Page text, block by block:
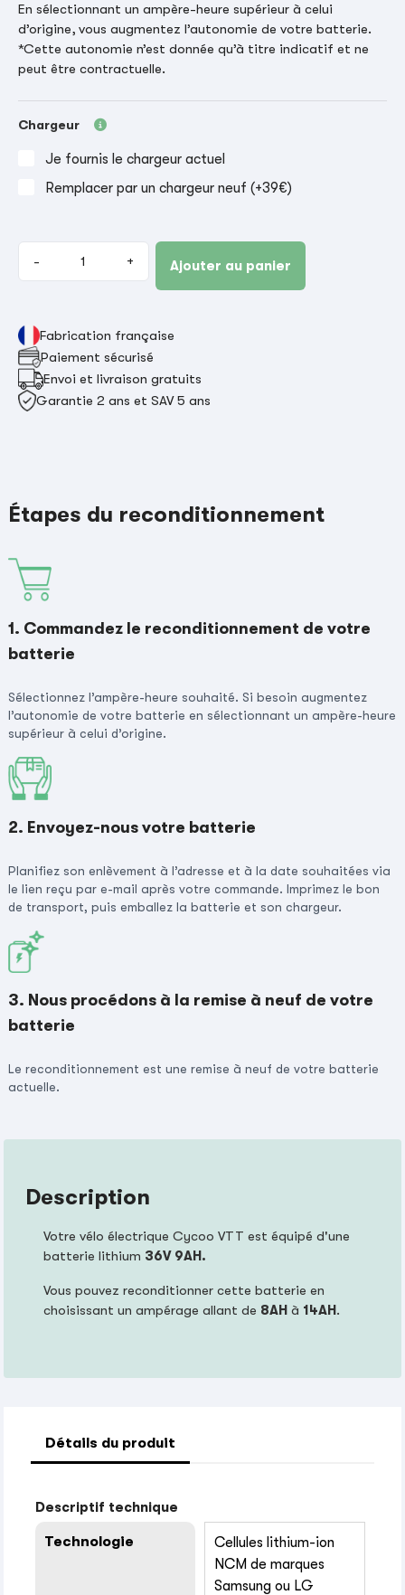
En sélectionnant un ampère-heure supérieur à celui
d’origine, vous augmentez l’autonomie de votre batterie.
*Cette autonomie n’est donnée qu’à titre indicatif et ne
peut être contractuelle.
Chargeur
Je fournis le chargeur actuel
Remplacer par un chargeur neuf (+39€)
- + Ajouter au panier
Fabrication française
Paiement sécurisé
Envoi et livraison gratuits
Garantie 2 ans et SAV 5 ans
Étapes du reconditionnement
1. Commandez le reconditionnement de votre
batterie
Sélectionnez l’ampère-heure souhaité. Si besoin augmentez
l’autonomie de votre batterie en sélectionnant un ampère-heure
supérieur à celui d’origine.
2. Envoyez-nous votre batterie
Planifiez son enlèvement à l’adresse et à la date souhaitées via
le lien reçu par e-mail après votre commande. Imprimez le bon
de transport, puis emballez la batterie et son chargeur.
3. Nous procédons à la remise à neuf de votre
batterie
Le reconditionnement est une remise à neuf de votre batterie
actuelle.
Description
Votre vélo électrique Cycoo VTT est équipé d'une
batterie lithium 36V 9AH.
Vous pouvez reconditionner cette batterie en
choisissant un ampérage allant de 8AH à 14AH.
Détails du produit
Descriptif technique
Technologie
Cellules lithium-ion
NCM de marques
Samsung ou LG